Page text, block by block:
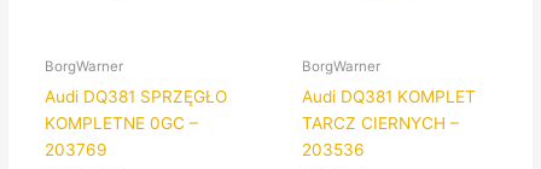
BorgWarner
Audi DQ381 SPRZĘGŁO
KOMPLETNE 0GC –
203769
BorgWarner
Audi DQ381 KOMPLET
TARCZ CIERNYCH –
203536